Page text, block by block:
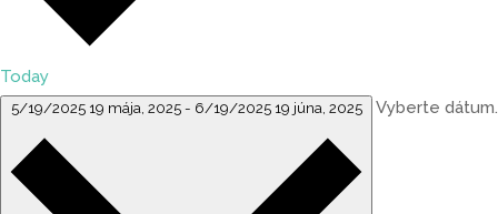
Today
5/19/202519 mája, 2025- 6/19/202519 júna, 2025 Vyberte dátum.